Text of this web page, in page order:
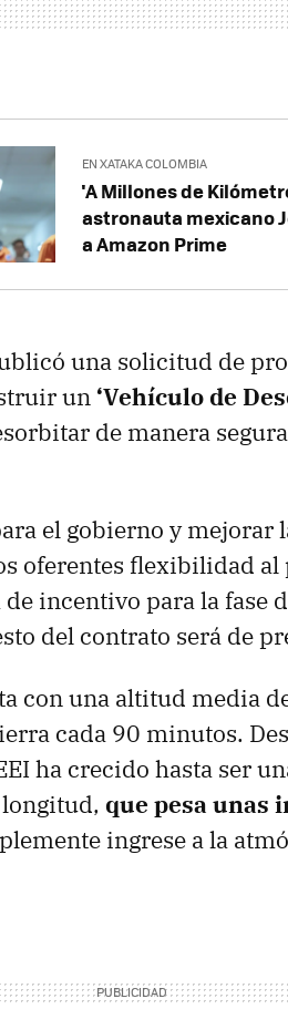
EN XATAKA COLOMBIA
'A Millones de
astronauta mexicano
a Amazon Prime
una solicitud de
un ‘Vehículo de
de manera
el gobierno y mejorar
oferentes flexibilidad
incentivo para la fase
del contrato será de
con una altitud media
cada 90 minutos.
ha crecido hasta ser
que pesa unas
ingrese a la